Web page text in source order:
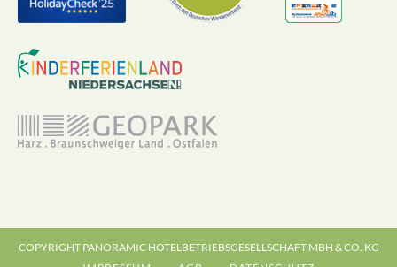
COPYRIGHT PANORAMIC HOTELBETRIEBSGESELLSCHAFT MBH & CO. KG